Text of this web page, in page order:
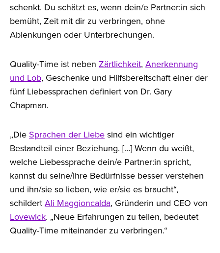
schenkt. Du schätzt es, wenn dein/e Partner:in sich
bemüht, Zeit mit dir zu verbringen, ohne
Ablenkungen oder Unterbrechungen.
Quality-Time ist neben Zärtlichkeit, Anerkennung
und Lob, Geschenke und Hilfsbereitschaft einer der
fünf Liebessprachen definiert von Dr. Gary
Chapman.
„Die Sprachen der Liebe sind ein wichtiger
Bestandteil einer Beziehung. […] Wenn du weißt,
welche Liebessprache dein/e Partner:in spricht,
kannst du seine/ihre Bedürfnisse besser verstehen
und ihn/sie so lieben, wie er/sie es braucht“,
schildert Ali Maggioncalda, Gründerin und CEO von
Lovewick. „Neue Erfahrungen zu teilen, bedeutet
Quality-Time miteinander zu verbringen.“